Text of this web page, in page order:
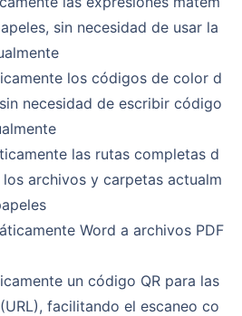
sin necesidad de usar la
los códigos de color d
necesidad de escribir código
las rutas completas d
archivos y carpetas actualm
Word a archivos PDF
un código QR para las
facilitando el escaneo co